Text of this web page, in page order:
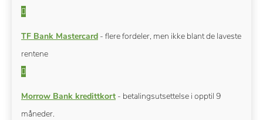
TF Bank Mastercard - flere fordeler, men ikke blant de laveste
rentene
Morrow Bank kredittkort - betalingsutsettelse i opptil 9
måneder.